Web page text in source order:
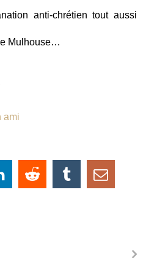
anti-chrétien tout aussi
Mulhouse…
ami